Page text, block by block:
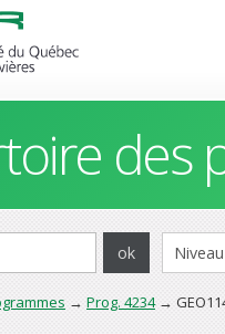
des
→ Prog. 4234→